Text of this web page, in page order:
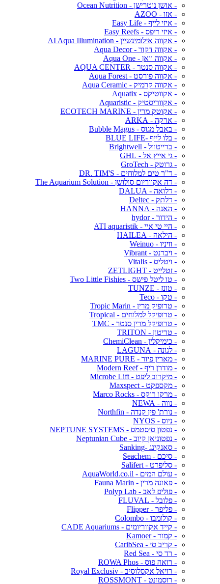
- אושן נוטרישן - Ocean Nutrition
- אזו - AZOO
- איזי לייף - Easy Life
- איזי ריפס - Easy Reefs
- אקווה אילומינשיין - AI Aqua Illumination
- אקווה דקור - Aqua Decor
- אקווה וואן - Aqua One
- אקווה סנטר - AQUA CENTER
- אקווה פורסט - Aqua Forest
- אקווה קרמיק - Aqua Ceramic
- אקווטיקס - Aquatix
- אקווריסטיק - Aquaristic
- אקוטק מרין - ECOTECH MARINE
- ארקה - ARKA
- באבל מגוס - Bubble Magus
- בלו לייף -BLUE LIFE
- ברייטוול - Brightwell
- גי אייץ אל - GHL
- גרוטק - GroTech
- ד"ר טים למלוחים - DR. TIM'S
- דה אקווריום סולושן - The Aquarium Solution
- דלואה - DALUA
- דלתק - Deltec
- האנה - HANNA
- הידור - hydor
- היי טי איי - ATI aquaristik
- הילאה - HAILEA
- וויניו - Weinuo
- ויברנט - Vibrant
- ויטליס - Vitalis
- זטלייט - ZETLIGHT
- טו ליטל פישס - Two Little Fishies
- טונז - TUNZE
- טקו - Teco
- טרופיק מרין - Tropic Marin
- טרופיקל למלוחים - Tropical
- טרופיקל מרין סנטר - TMC
- טריטון - TRITON
- כימיקלין - ChemiClean
- לגונה - LAGUNA
- מארין פיור - MARINE PURE
- מודרן ריף - Modern Reef
- מיקרוב ליפט - Microbe Lift
- מקספקט - Maxspect
- מרקו רוקס - Marco Rocks
- נווה - NEWA
- נורת' פין קנדה - Northfin
- ניוס - NYOS
- נפטון סיסטמס - NEPTUNE SYSTEMS
- נפטוניאן קיוב - Neptunian Cube
- סאנקינג -Sanking
- סיכם - Seachem
- סליפרט - Salifert
- עולם המים - AquaWorld.co.il
- פאונה מרין - Fauna Marin
- פוליפ לאב - Polyp Lab
- פלובל - FLUVAL
- פליפר - Flipper
- קולומבו - Colombo
- קייד אקווריומים - CADE Aquariums
- קמור - Kamoer
- קריב סי - CaribSea
- רד סי - Red Sea
- רואה פוס - ROWA Phos
- רויאל אקסלוסיב - Royal Exclusiv
- רוסמונט - ROSSMONT